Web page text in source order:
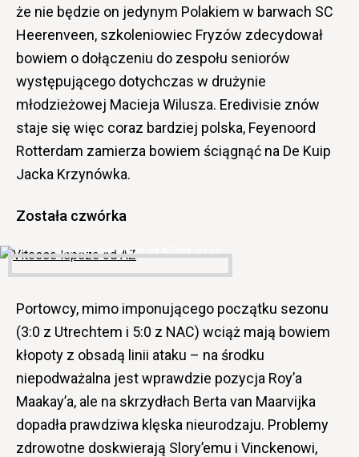
że nie będzie on jedynym Polakiem w barwach SC
Heerenveen, szkoleniowiec Fryzów zdecydował
bowiem o dołączeniu do zespołu seniorów
występującego dotychczas w drużynie
młodzieżowej Macieja Wilusza. Eredivisie znów
staje się więc coraz bardziej polska, Feyenoord
Rotterdam zamierza bowiem ściągnąć na De Kuip
Jacka Krzynówka.
Została czwórka
Vitesse lepsze od AZ (fot. az.nl)
Portowcy, mimo imponującego początku sezonu
(3:0 z Utrechtem i 5:0 z NAC) wciąż mają bowiem
kłopoty z obsadą linii ataku – na środku
niepodważalna jest wprawdzie pozycja Roy’a
Maakay’a, ale na skrzydłach Berta van Maarvijka
dopadła prawdziwa klęska nieurodzaju. Problemy
zdrowotne doskwierają Slory’emu i Vinckenowi,